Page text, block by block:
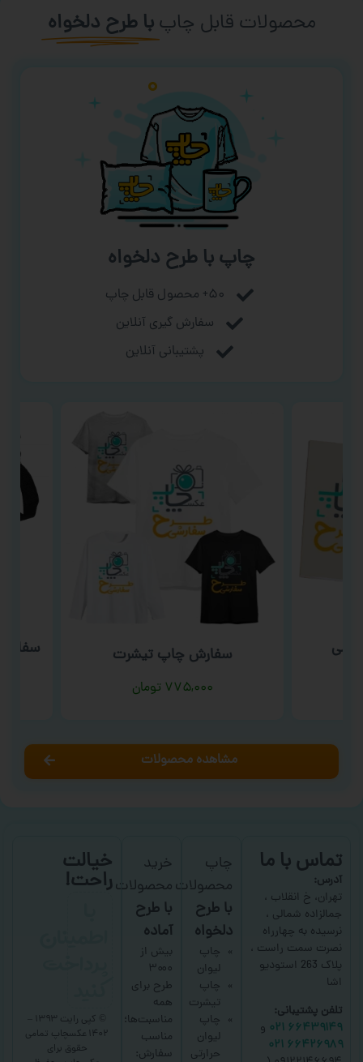
محصولات قابل چاپ با طرح دلخواه
چاپ با طرح دلخواه
۵۰+ محصول قابل چاپ
سفارش گیری آنلاین
پشتیبانی آنلاین
سفارش چاپ تیشرت
۷۷۵,۰۰۰ تومان
مشاهده محصولات
تماس با ما
آدرس:
تهران، خ انقلاب ،
جمالزاده شمالی ،
نرسیده به چهارراه
نصرت سمت راست ،
پلاک 263 استودیو
اشا
تلفن پشتیبانی:
۶۶۴۳۹۱۴۹ ۰۲۱
و
۶۶۴۲۶۹۸۹ ۰۲۱
چاپ
محصولات
با طرح
دلخواه
چاپ
لیوان
چاپ
تیشرت
چاپ
لیوان
حرارتی
خرید
محصولات
با طرح
آماده
بیش از
۳۰۰۰
طرح برای
همه
مناسبت‌ها؛
مناسب
سفارش:
خیالت
راحت!
۱۴۰۲ عکسچاپ
تمامی
حقوق برای